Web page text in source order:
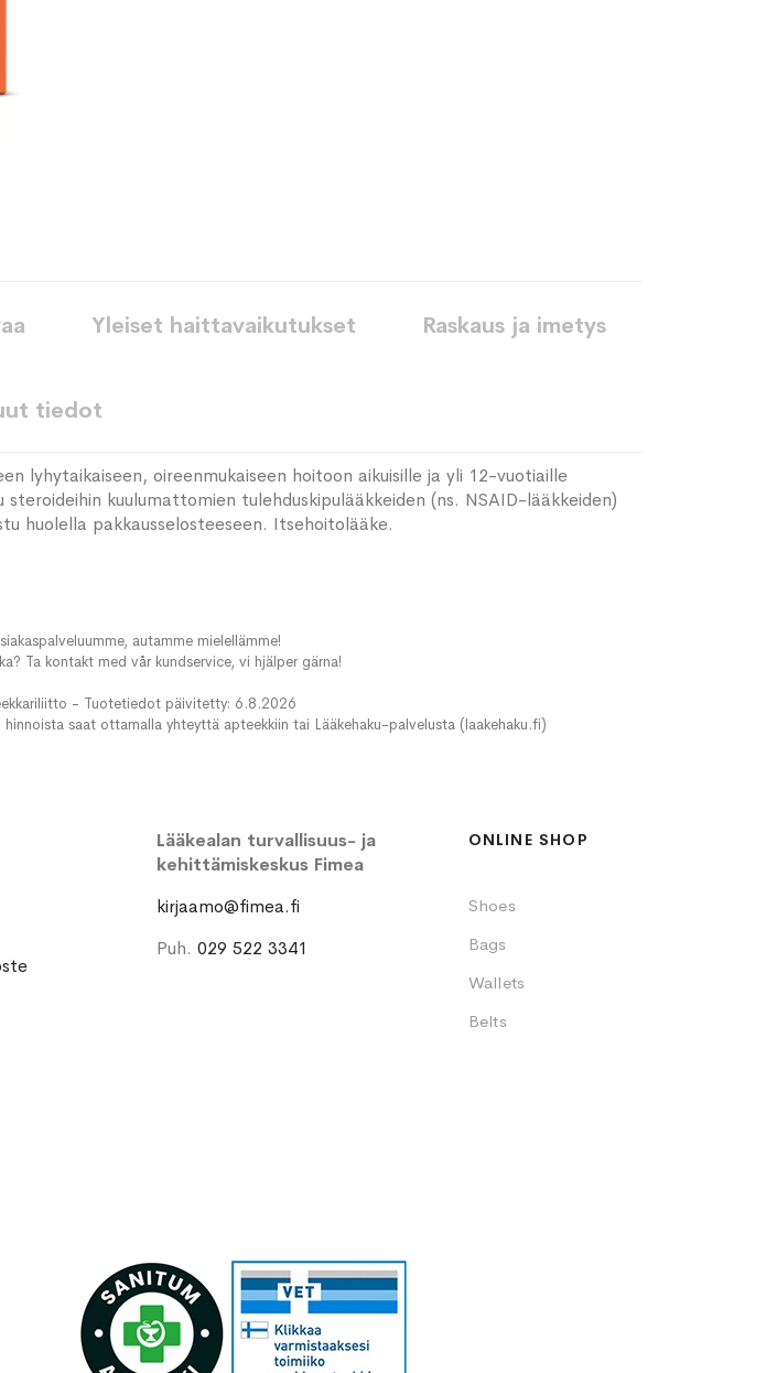
lyhytaikaiseen, oireenmukaiseen hoitoon aikuisille ja yli 12-vuotiaille
kuulumattomien tulehduskipulääkkeiden (ns. NSAID-lääkkeiden)
huolella pakkausselosteeseen. Itsehoitolääke.
Yleiset haittavaikutukset Raskaus ja imetys
tiedot
autamme mielellämme!
Ta kontakt med vår kundservice, vi hjälper gärna!
- Tuotetiedot päivitetty: 6.8.2026
saat ottamalla yhteyttä apteekkiin tai Lääkehaku-palvelusta (laakehaku.fi)
Lääkealan turvallisuus- ja
kehittämiskeskus Fimea
kirjaamo@fimea.fi
Puh.029 522 3341
ONLINE SHOP
Shoes
Bags
Wallets
Belts